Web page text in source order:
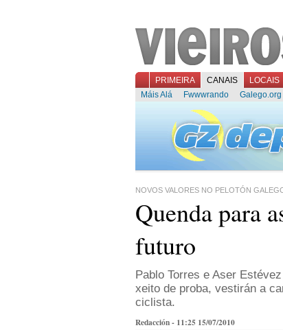
PRIMEIRA CANAIS LOCAIS
Máis Alá
Fwwwrando Galego.org
NOVOS VALORES NO PELOTÓN
Quenda para
futuro
Pablo Torres e Aser
xeito de proba, vestirán a
ciclista.
Redacción - 11:25 15/07/2010